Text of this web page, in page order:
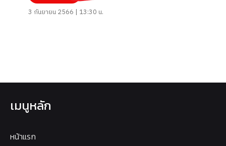
3 กันยายน 2566 | 13:30 น.
เมนูหลัก
หน้าแรก